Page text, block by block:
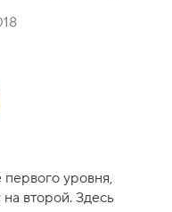
первого уровня,
второй. Здесь